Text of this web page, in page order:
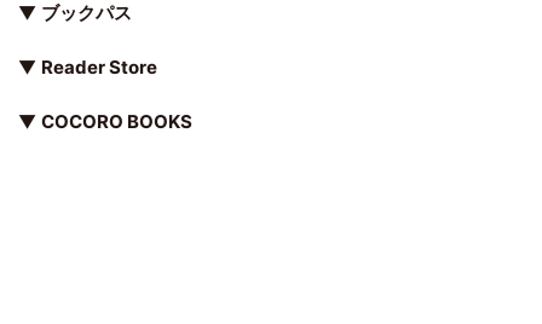
▼ ブックパス
▼ Reader Store
▼ COCORO BOOKS